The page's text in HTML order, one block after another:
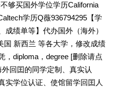
够买国外学位学历California
学历Q薇936794295【学
成绩单等】代办国外（海外）
国 新西兰 等各大学，修改成绩
，diploma，degree [删除请点
回囯的同学定制、真实认
实学位认证、使馆留学回囯人